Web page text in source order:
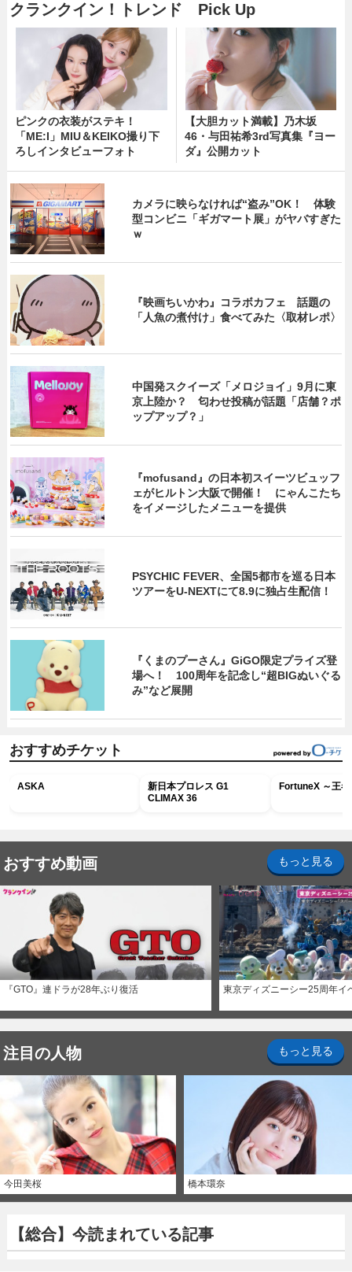
クランクイン！トレンド Pick Up
ピンクの衣装がステキ！
「ME:I」MIU＆KEIKO撮り下
ろしインタビューフォト
【大胆カット満載】乃木坂
46・与田祐希3rd写真集『ヨー
ダ』公開カット
カメラに映らなければ“盗み”OK！ 体験
型コンビニ「ギガマート展」がヤバすぎた
ｗ
『映画ちいかわ』コラボカフェ 話題の
「人魚の煮付け」食べてみた〈取材レポ〉
中国発スクイーズ「メロジョイ」9月に東
京上陸か？ 匂わせ投稿が話題「店舗？ポ
ップアップ？」
『mofusand』の日本初スイーツビュッフ
ェがヒルトン大阪で開催！ にゃんこたち
をイメージしたメニューを提供
PSYCHIC FEVER、全国5都市を巡る日本
ツアーをU‐NEXTにて8.9に独占生配信！
『くまのプーさん』GiGO限定プライズ登
場へ！ 100周年を記念し“超BIGぬいぐる
み”など展開
おすすめチケット
ASKA
新日本プロレス G1
CLIMAX 36
FortuneX ～王
おすすめ動画 もっと見る
『GTO』連ドラが28年ぶり復活 東京ディズニーシー25周年イ
注目の人物 もっと見る
今田美桜 橋本環奈
【総合】今読まれている記事